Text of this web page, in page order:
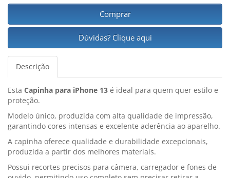
Comprar
Dúvidas? Clique aqui
Descrição
Esta Capinha para iPhone 13 é ideal para quem quer estilo e
proteção.
Modelo único, produzida com alta qualidade de impressão,
garantindo cores intensas e excelente aderência ao aparelho.
A capinha oferece qualidade e durabilidade excepcionais,
produzida a partir dos melhores materiais.
Possui recortes precisos para câmera, carregador e fones de